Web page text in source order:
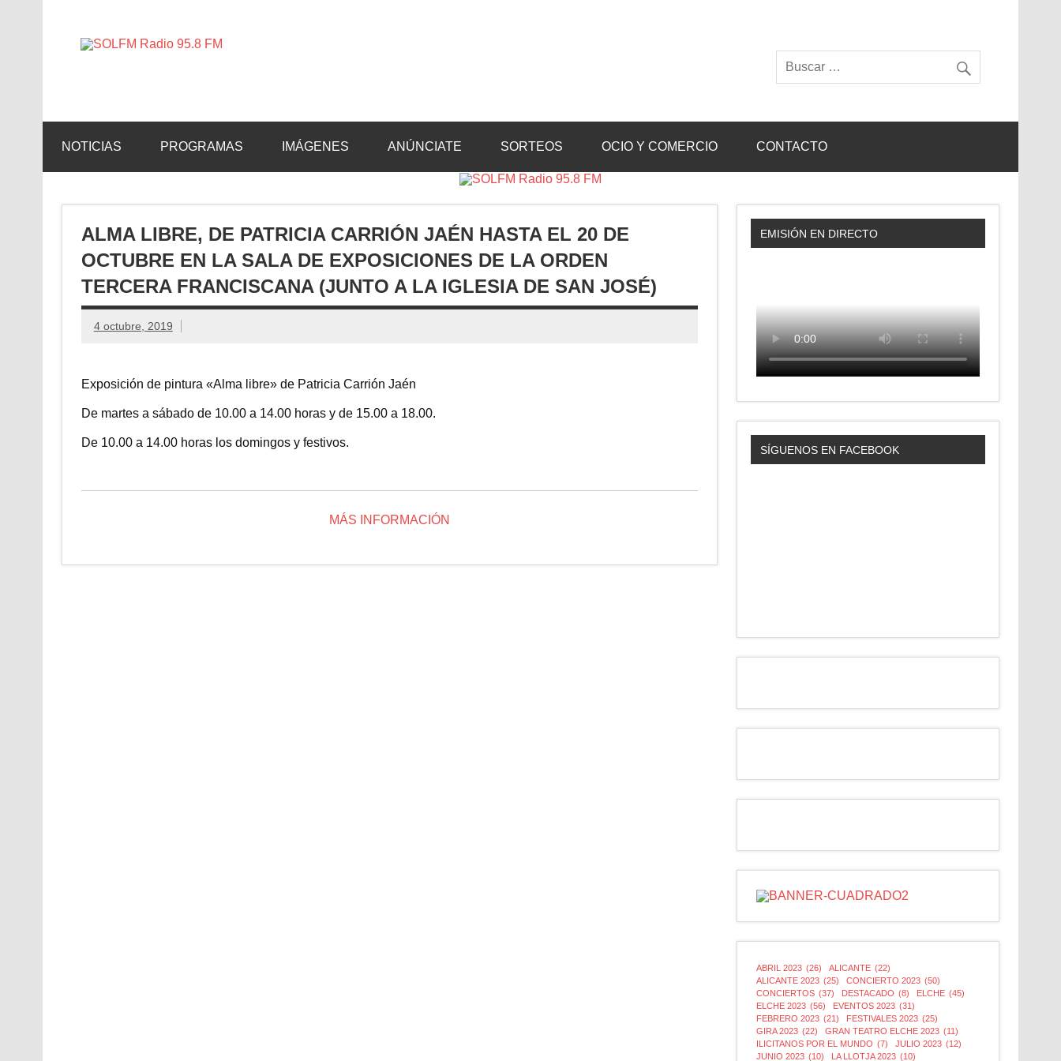
NOTICIAS PROGRAMAS IMÁGENES ANÚNCIATE SORTEOS OCIO Y COMERCIO CONTACTO
ALMA LIBRE, DE PATRICIA CARRIÓN JAÉN HASTA EL 20 DE
OCTUBRE EN LA SALA DE EXPOSICIONES DE LA ORDEN
TERCERA FRANCISCANA (JUNTO A LA IGLESIA DE SAN JOSÉ)
4 octubre, 2019
Exposición de pintura «Alma libre» de Patricia Carrión Jaén
De martes a sábado de 10.00 a 14.00 horas y de 15.00 a 18.00.
De 10.00 a 14.00 horas los domingos y festivos.
MÁS INFORMACIÓN
EMISIÓN EN DIRECTO
SÍGUENOS EN FACEBOOK
ABRIL 2023 (26) ALICANTE (22)
ALICANTE 2023 (25) CONCIERTO 2023 (50)
CONCIERTOS (37) DESTACADO (8) ELCHE (45)
ELCHE 2023 (56) EVENTOS 2023 (31)
FEBRERO 2023 (21) FESTIVALES 2023 (25)
GIRA 2023 (22) GRAN TEATRO ELCHE 2023 (11)
ILICITANOS POR EL MUNDO (7) JULIO 2023 (12)
JUNIO 2023 (10) LA LLOTJA 2023 (10)